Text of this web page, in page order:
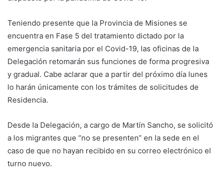
Teniendo presente que la Provincia de Misiones se
encuentra en Fase 5 del tratamiento dictado por la
emergencia sanitaria por el Covid-19, las oficinas de la
Delegación retomarán sus funciones de forma progresiva
y gradual. Cabe aclarar que a partir del próximo día lunes
lo harán únicamente con los trámites de solicitudes de
Residencia.
Desde la Delegación, a cargo de Martín Sancho, se solicitó
a los migrantes que “no se presenten” en la sede en el
caso de que no hayan recibido en su correo electrónico el
turno nuevo.